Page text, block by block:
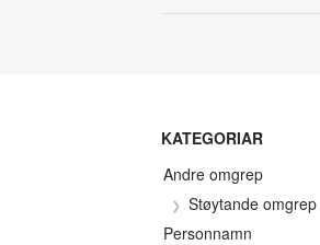
KATEGORIAR
Andre omgrep
Støytande omgrep
Personnamn